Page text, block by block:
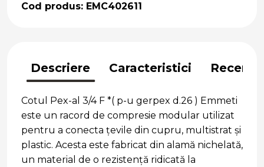
Cod produs: EMC402611
Descriere Caracteristici
Cotul Pex-al 3/4 F *( p-u gerpex d.26 ) Emmeti
este un racord de compresie modular utilizat
pentru a conecta țevile din cupru, multistrat și
plastic. Acesta este fabricat din alamă nichelată,
un material de o rezistență ridicată la